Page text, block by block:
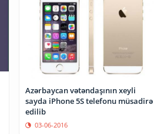
Azərbaycan vətəndaşının xeyli
sayda iPhone 5S telefonu müsadirə
edilib
03-06-2016